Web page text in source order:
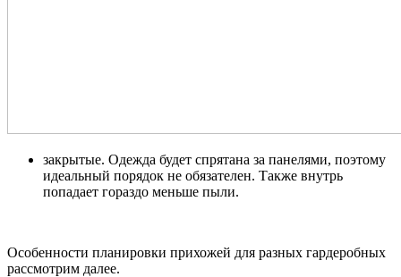
закрытые. Одежда будет спрятана за панелями, поэтому
идеальный порядок не обязателен. Также внутрь
попадает гораздо меньше пыли.
Особенности планировки прихожей для разных гардеробных
рассмотрим далее.